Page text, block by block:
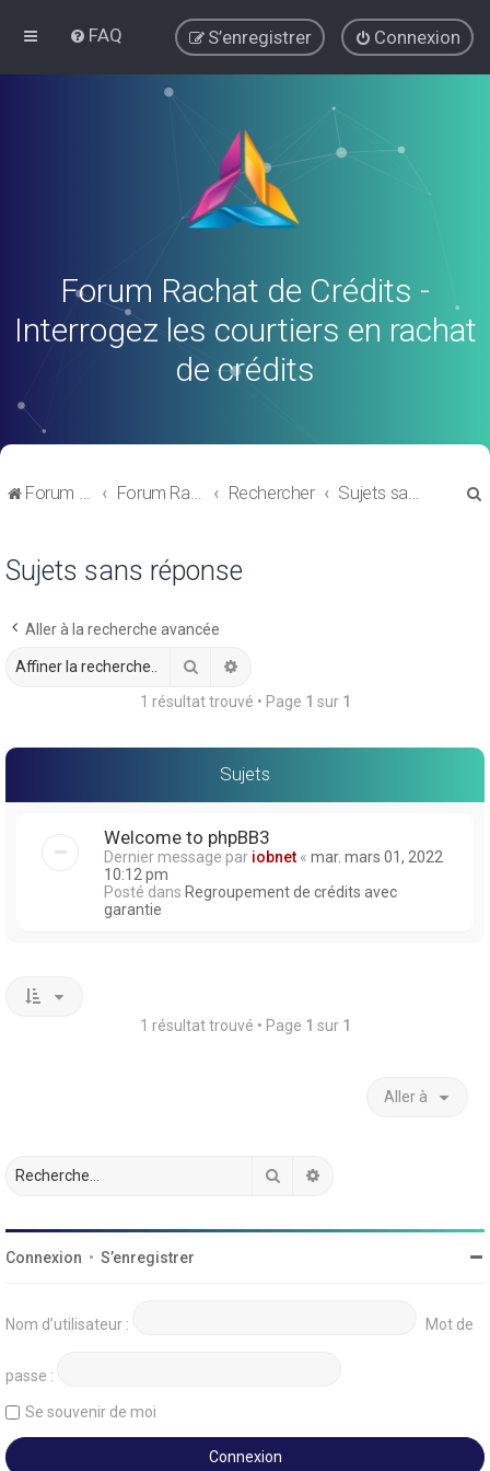
FAQ Connexion
S’enregistrer
Forum Rachat de Crédits -
Interrogez les courtiers en rachat
de crédits
Forum de discussions sur le Regroupement de Crédits et le Rachat de Crédits Forum Rachat de Crédits Rechercher Sujets sans réponse
Sujets sans réponse
Aller à la recherche avancée
Rechercher
1 résultat trouvé • Page 1 sur 1
Sujets
Welcome to phpBB3
Dernier message par iobnet « mar. mars 01, 2022
10:12 pm
Posté dans Regroupement de crédits avec
garantie
1 résultat trouvé • Page 1 sur 1
Aller à
Rechercher
Connexion • S’enregistrer
Nom d’utilisateur : Mot de
passe :
Se souvenir de moi